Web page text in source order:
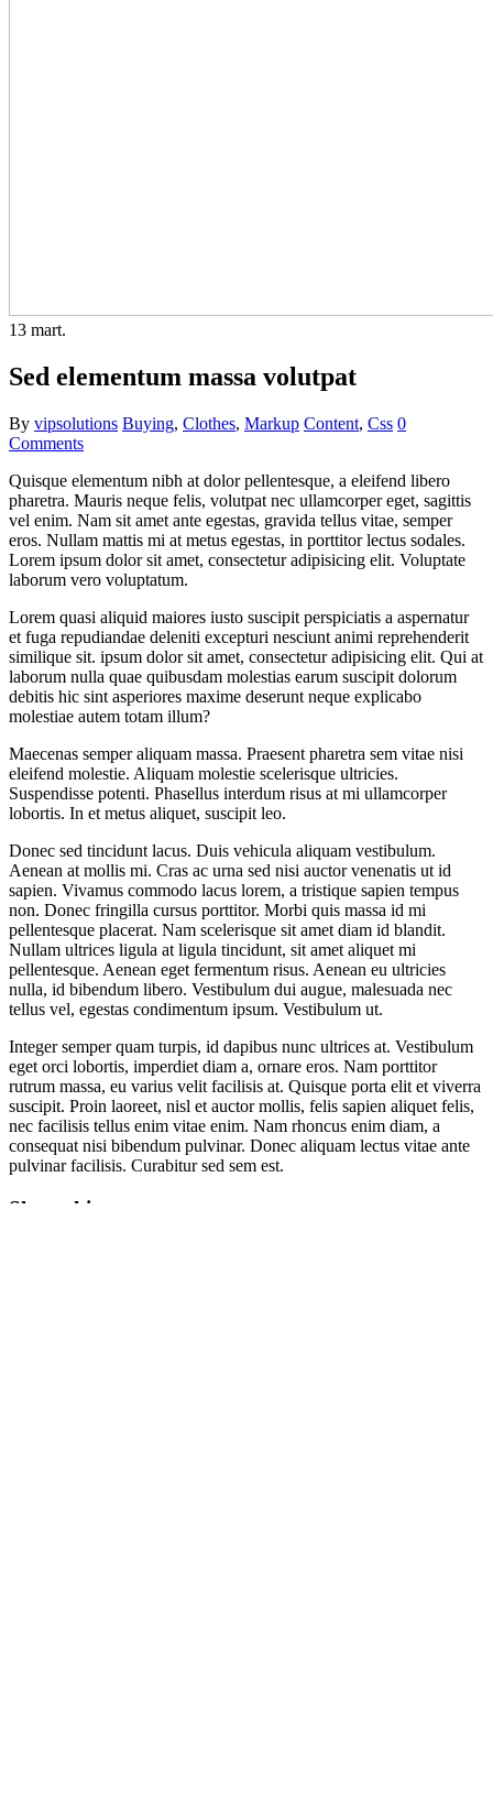
13 mart.
Sed elementum massa volutpat
By vipsolutions Buying, Clothes, Markup Content, Css 0
Comments
Quisque elementum nibh at dolor pellentesque, a eleifend libero
pharetra. Mauris neque felis, volutpat nec ullamcorper eget, sagittis
vel enim. Nam sit amet ante egestas, gravida tellus vitae, semper
eros. Nullam mattis mi at metus egestas, in porttitor lectus sodales.
Lorem ipsum dolor sit amet, consectetur adipisicing elit. Voluptate
laborum vero voluptatum.
Lorem quasi aliquid maiores iusto suscipit perspiciatis a aspernatur
et fuga repudiandae deleniti excepturi nesciunt animi reprehenderit
similique sit. ipsum dolor sit amet, consectetur adipisicing elit. Qui at
laborum nulla quae quibusdam molestias earum suscipit dolorum
debitis hic sint asperiores maxime deserunt neque explicabo
molestiae autem totam illum?
Maecenas semper aliquam massa. Praesent pharetra sem vitae nisi
eleifend molestie. Aliquam molestie scelerisque ultricies.
Suspendisse potenti. Phasellus interdum risus at mi ullamcorper
lobortis. In et metus aliquet, suscipit leo.
Donec sed tincidunt lacus. Duis vehicula aliquam vestibulum.
Aenean at mollis mi. Cras ac urna sed nisi auctor venenatis ut id
sapien. Vivamus commodo lacus lorem, a tristique sapien tempus
non. Donec fringilla cursus porttitor. Morbi quis massa id mi
pellentesque placerat. Nam scelerisque sit amet diam id blandit.
Nullam ultrices ligula at ligula tincidunt, sit amet aliquet mi
pellentesque. Aenean eget fermentum risus. Aenean eu ultricies
nulla, id bibendum libero. Vestibulum dui augue, malesuada nec
tellus vel, egestas condimentum ipsum. Vestibulum ut.
Integer semper quam turpis, id dapibus nunc ultrices at. Vestibulum
eget orci lobortis, imperdiet diam a, ornare eros. Nam porttitor
rutrum massa, eu varius velit facilisis at. Quisque porta elit et viverra
suscipit. Proin laoreet, nisl et auctor mollis, felis sapien aliquet felis,
nec facilisis tellus enim vitae enim. Nam rhoncus enim diam, a
consequat nisi bibendum pulvinar. Donec aliquam lectus vitae ante
pulvinar facilisis. Curabitur sed sem est.
Share this post